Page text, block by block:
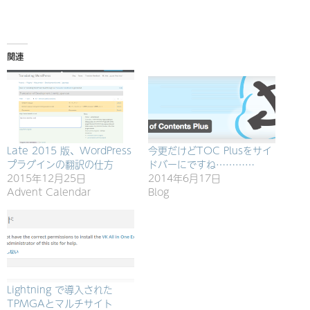
関連
Late 2015 版、WordPress
プラグインの翻訳の仕方
2015年12月25日
Advent Calendar
今更だけどTOC Plusをサイ
ドバーにですね…………
2014年6月17日
Blog
Lightning で導入された
TPMGAとマルチサイト